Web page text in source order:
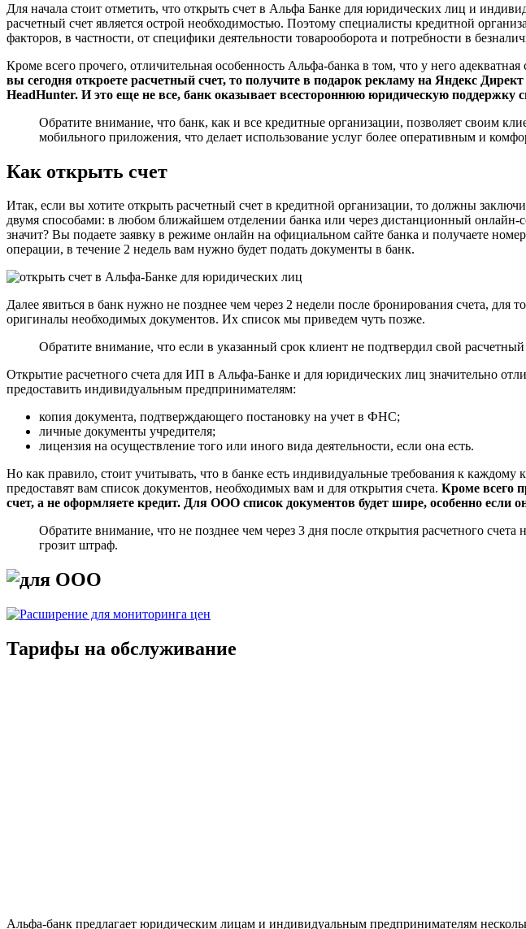
Для начала стоит отметить, что открыть счет в Альфа Банке для юридических лиц и
расчетный счет является острой необходимостью. Поэтому специалисты кредитной
факторов, в частности, от специфики деятельности товарооборота и потребности в
Кроме всего прочего, отличительная особенность Альфа-банка в том, что у него
вы сегодня откроете расчетный счет, то получите в подарок рекламу на Яндекс
HeadHunter. И это еще не все, банк оказывает всестороннюю юридическую поддержку
Обратите внимание, что банк, как и все кредитные организации, позволяет своим
мобильного приложения, что делает использование услуг более оперативным и
Как открыть счет
Итак, если вы хотите открыть расчетный счет в кредитной организации, то должны
двумя способами: в любом ближайшем отделении банка или через дистанционный онлайн-
значит? Вы подаете заявку в режиме онлайн на официальном сайте банка и получаете
операции, в течение 2 недель вам нужно будет подать документы в банк.
Далее явиться в банк нужно не позднее чем через 2 недели после бронирования счета,
оригиналы необходимых документов. Их список мы приведем чуть позже.
Обратите внимание, что если в указанный срок клиент не подтвердил свой
Открытие расчетного счета для ИП в Альфа-Банке и для юридических лиц значительно
предоставить индивидуальным предпринимателям:
копия документа, подтверждающего постановку на учет в ФНС;
личные документы учредителя;
лицензия на осуществление того или иного вида деятельности, если она есть.
Но как правило, стоит учитывать, что в банке есть индивидуальные требования к каждому
предоставят вам список документов, необходимых вам и для открытия счета. Кроме всего
счет, а не оформляете кредит. Для ООО список документов будет шире, особенно если
Обратите внимание, что не позднее чем через 3 дня после открытия расчетного
грозит штраф.
Тарифы на обслуживание
Альфа-банк предлагает юридическим лицам и индивидуальным предпринимателям